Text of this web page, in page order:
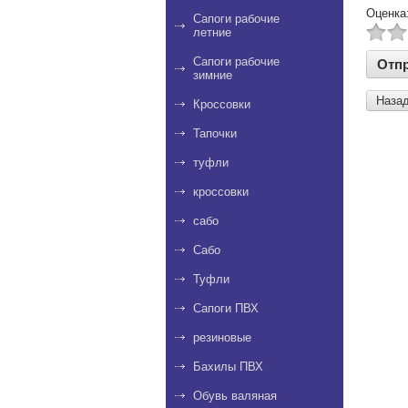
Сапоги рабочие
летние
Сапоги рабочие
зимние
Кроссовки
Тапочки
туфли
кроссовки
сабо
Сабо
Туфли
Сапоги ПВХ
резиновые
Бахилы ПВХ
Обувь валяная